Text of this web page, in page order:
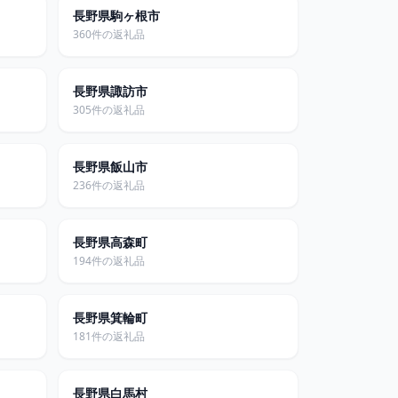
長野県駒ヶ根市
360件の返礼品
長野県諏訪市
305件の返礼品
長野県飯山市
236件の返礼品
長野県高森町
194件の返礼品
長野県箕輪町
181件の返礼品
長野県白馬村